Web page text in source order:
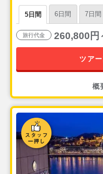
【ブダペスト5日間】
5日間 6日間 7日間
旅行代金 260,800円
ツア
概